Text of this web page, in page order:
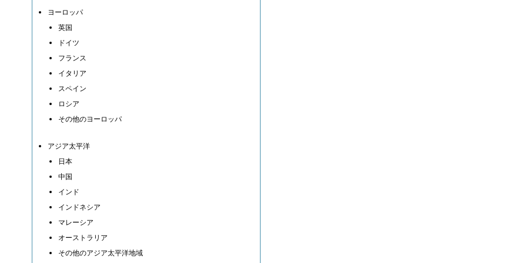
ヨーロッパ
英国
ドイツ
フランス
イタリア
スペイン
ロシア
その他のヨーロッパ
アジア太平洋
日本
中国
インド
インドネシア
マレーシア
オーストラリア
その他のアジア太平洋地域